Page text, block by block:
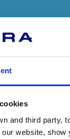
and third party,
website,